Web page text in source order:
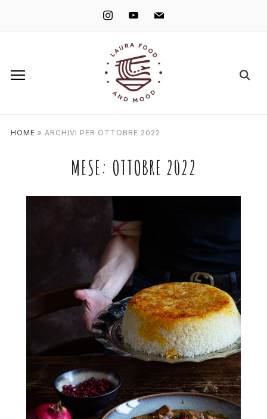
instagramyoutube mail
HOME » ARCHIVI PER OTTOBRE 2022
MESE: OTTOBRE 2022